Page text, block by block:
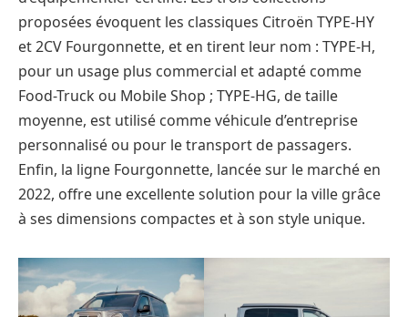
proposées évoquent les classiques Citroën TYPE-HY
et 2CV Fourgonnette, et en tirent leur nom : TYPE-H,
pour un usage plus commercial et adapté comme
Food-Truck ou Mobile Shop ; TYPE-HG, de taille
moyenne, est utilisé comme véhicule d’entreprise
personnalisé ou pour le transport de passagers.
Enfin, la ligne Fourgonnette, lancée sur le marché en
2022, offre une excellente solution pour la ville grâce
à ses dimensions compactes et à son style unique.